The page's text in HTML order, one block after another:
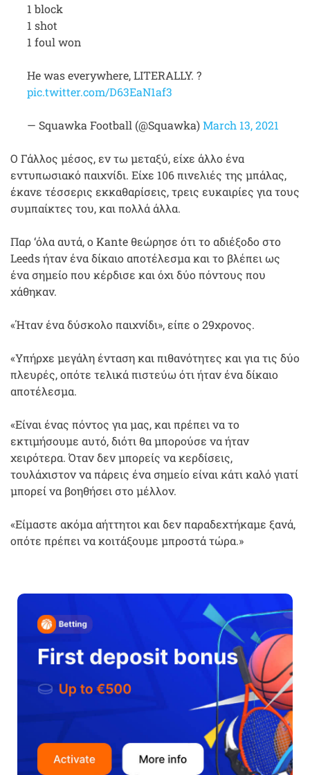
1 block
1 shot
1 foul won
He was everywhere, LITERALLY. ?
pic.twitter.com/D63EaN1af3
— Squawka Football (@Squawka)March 13, 2021
Ο Γάλλος μέσος, εν τω μεταξύ, είχε άλλο ένα
εντυπωσιακό παιχνίδι. Είχε 106 πινελιές της μπάλας,
έκανε τέσσερις εκκαθαρίσεις, τρεις ευκαιρίες για τους
συμπαίκτες του, και πολλά άλλα.
Παρ ‘όλα αυτά, ο Kante θεώρησε ότι το αδιέξοδο στο
Leeds ήταν ένα δίκαιο αποτέλεσμα και το βλέπει ως
ένα σημείο που κέρδισε και όχι δύο πόντους που
χάθηκαν.
«Ήταν ένα δύσκολο παιχνίδι», είπε ο 29χρονος.
«Υπήρχε μεγάλη ένταση και πιθανότητες και για τις δύο
πλευρές, οπότε τελικά πιστεύω ότι ήταν ένα δίκαιο
αποτέλεσμα.
«Είναι ένας πόντος για μας, και πρέπει να το
εκτιμήσουμε αυτό, διότι θα μπορούσε να ήταν
χειρότερα. Όταν δεν μπορείς να κερδίσεις,
τουλάχιστον να πάρεις ένα σημείο είναι κάτι καλό γιατί
μπορεί να βοηθήσει στο μέλλον.
«Είμαστε ακόμα αήττητοι και δεν παραδεχτήκαμε ξανά,
οπότε πρέπει να κοιτάξουμε μπροστά τώρα.»